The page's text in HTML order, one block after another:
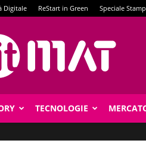
Digitale ReStart in Green Speciale
TECNOLOGIE